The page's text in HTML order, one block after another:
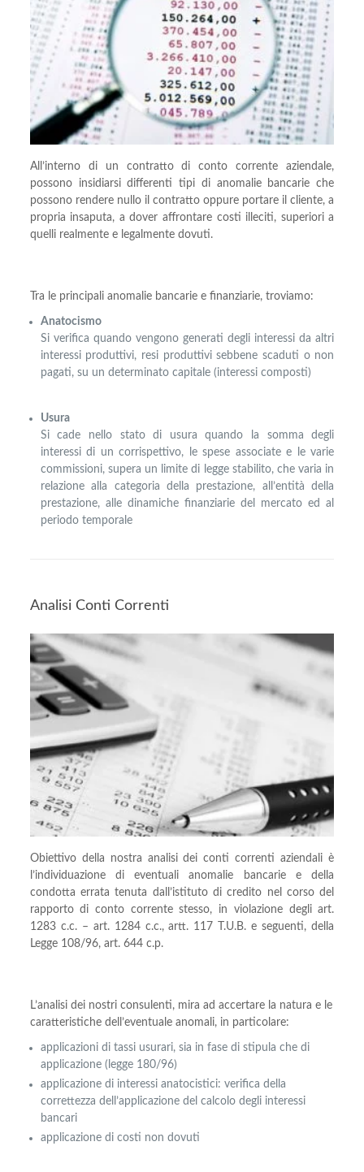
All’interno di un contratto di conto corrente aziendale,
possono insidiarsi differenti tipi di anomalie bancarie che
possono rendere nullo il contratto oppure portare il cliente, a
propria insaputa, a dover affrontare costi illeciti, superiori a
quelli realmente e legalmente dovuti.
Tra le principali anomalie bancarie e finanziarie, troviamo:
Anatocismo
Si verifica quando vengono generati degli interessi da altri
interessi produttivi, resi produttivi sebbene scaduti o non
pagati, su un determinato capitale (interessi composti)
Usura
Si cade nello stato di usura quando la somma degli
interessi di un corrispettivo, le spese associate e le varie
commissioni, supera un limite di legge stabilito, che varia in
relazione alla categoria della prestazione, all’entità della
prestazione, alle dinamiche finanziarie del mercato ed al
periodo temporale
Analisi Conti Correnti
Obiettivo della nostra analisi dei conti correnti aziendali è
l’individuazione di eventuali anomalie bancarie e della
condotta errata tenuta dall’istituto di credito nel corso del
rapporto di conto corrente stesso, in violazione degli art.
1283 c.c. – art. 1284 c.c., artt. 117 T.U.B. e seguenti, della
Legge 108/96, art. 644 c.p.
L’analisi dei nostri consulenti, mira ad accertare la natura e le
caratteristiche dell’eventuale anomali, in particolare:
applicazioni di tassi usurari, sia in fase di stipula che di
applicazione (legge 180/96)
applicazione di interessi anatocistici: verifica della
correttezza dell’applicazione del calcolo degli interessi
bancari
applicazione di costi non dovuti